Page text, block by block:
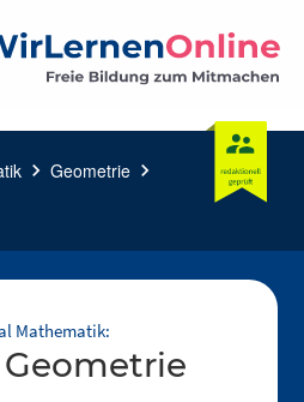
chevron_right Geometrie chevron_right
Mathematik:
Geometrie